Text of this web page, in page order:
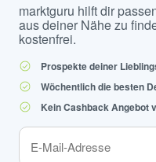
marktguru hilft dir
aus deiner Nähe zu
kostenfrei.
Prospekte deiner
Wöchentlich die besten
Kein Cashback Angebot